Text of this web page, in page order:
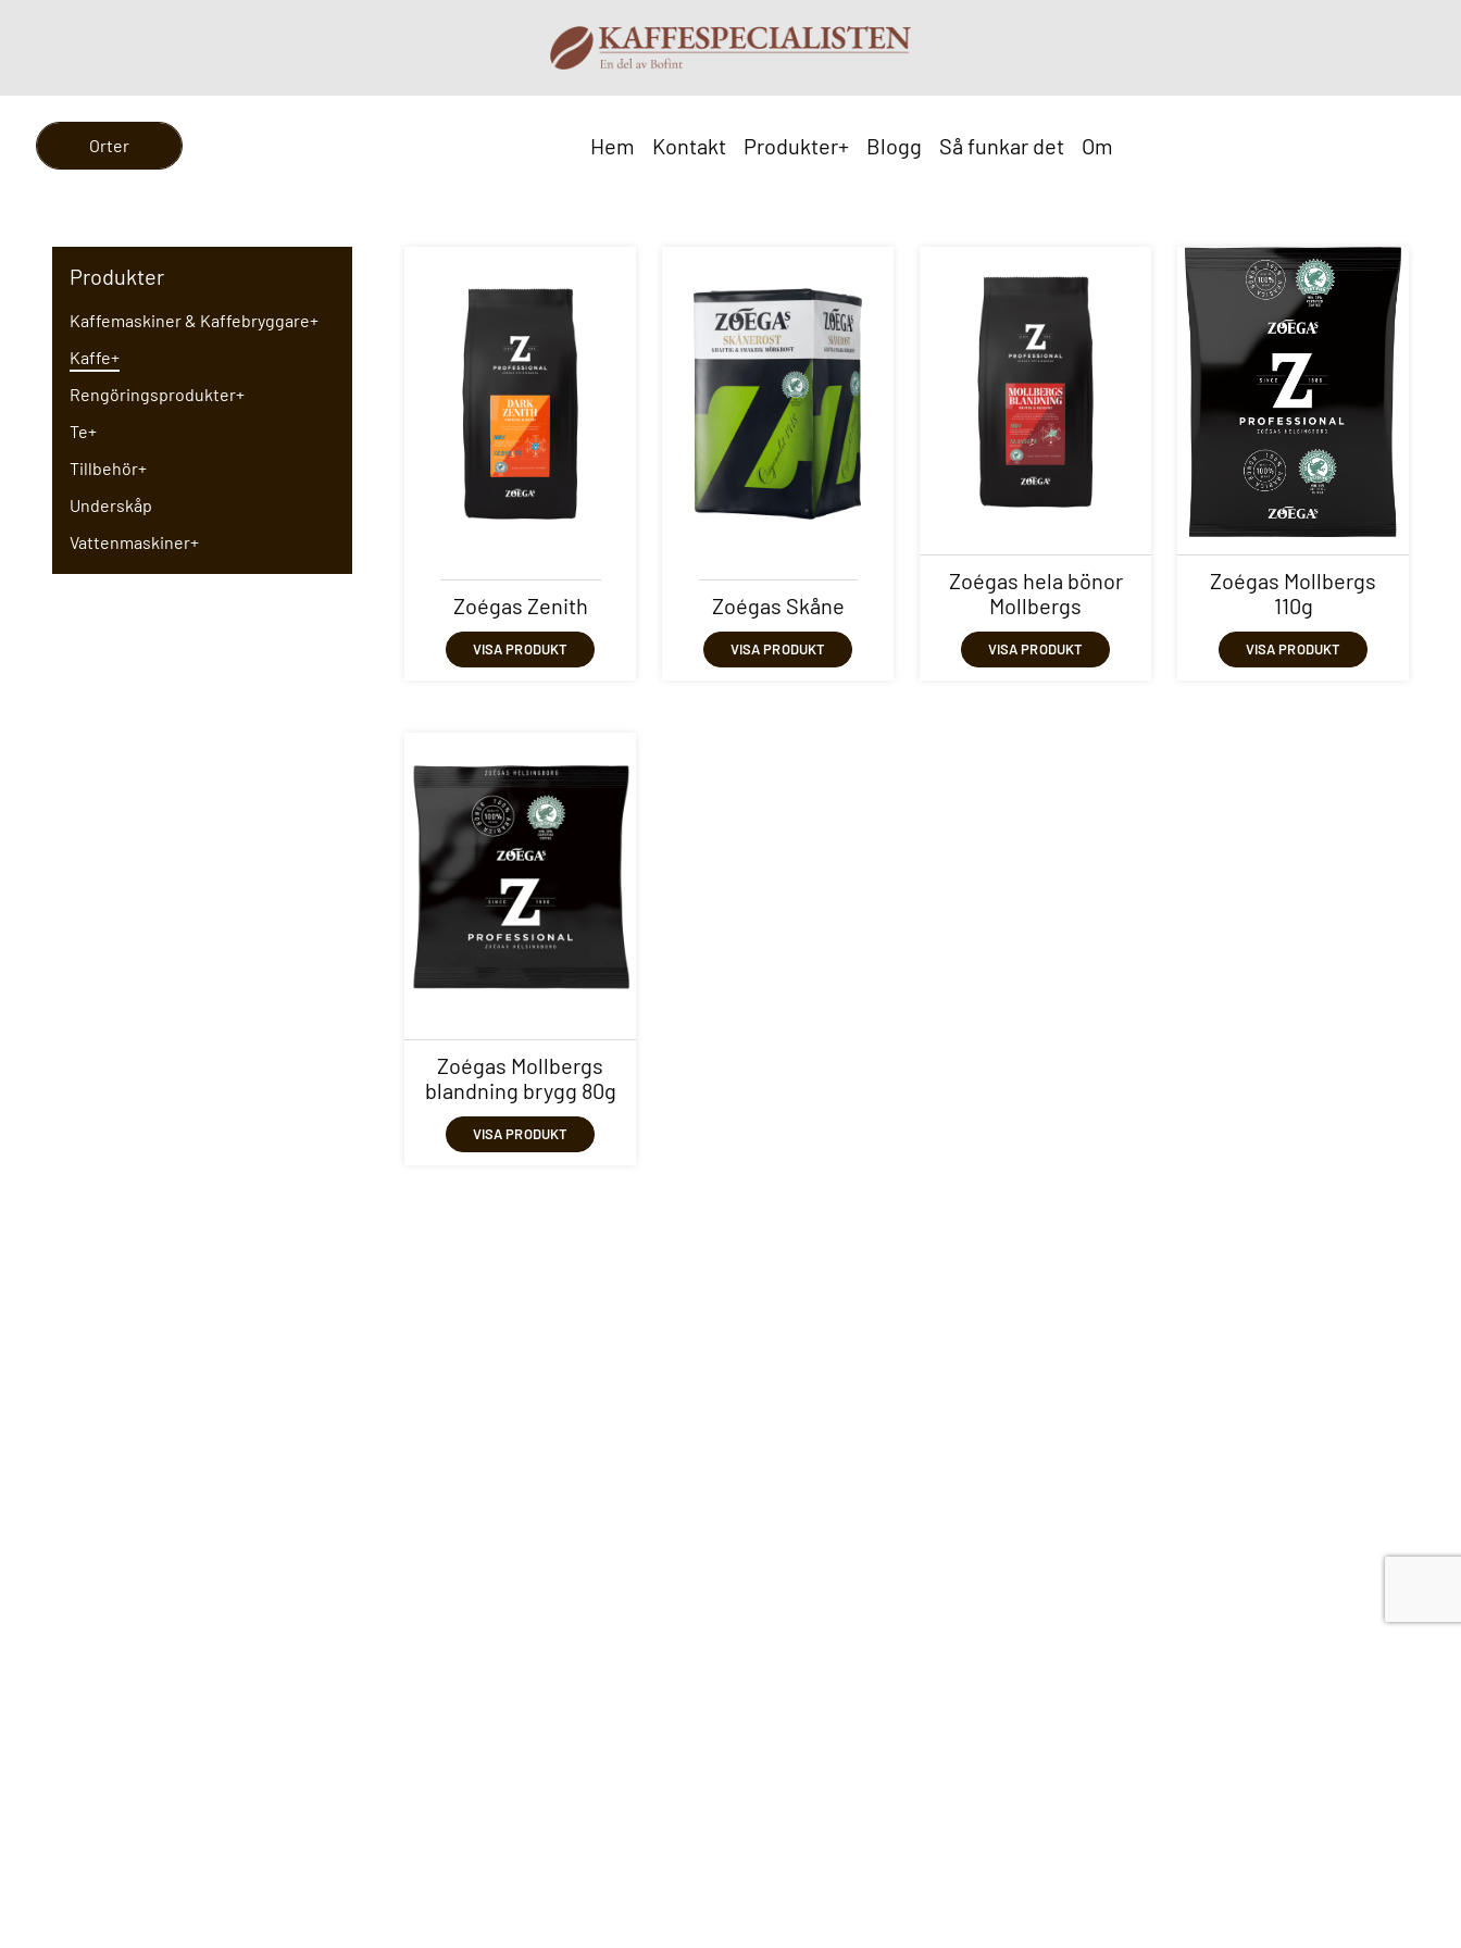
Orter Hem Kontakt Produkter+ Blogg Så funkar det Om
Produkter
Kaffemaskiner & Kaffebryggare+
Kaffe+
Rengöringsprodukter+
Te+
Tillbehör+
Underskåp
Vattenmaskiner+
Zoégas Zenith
VISA PRODUKT
Zoégas Skåne
VISA PRODUKT
Zoégas hela bönor
Mollbergs
VISA PRODUKT
Zoégas Mollbergs
110g
VISA PRODUKT
Zoégas Mollbergs
blandning brygg 80g
VISA PRODUKT